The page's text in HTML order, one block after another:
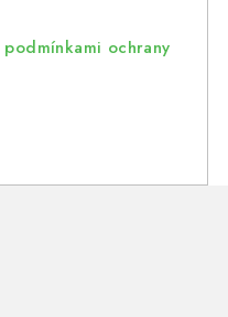
podmínkami ochrany